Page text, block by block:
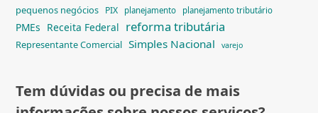
pequenos negócios PIX planejamento planejamento tributário
PMEs Receita Federal reforma tributária
Representante Comercial Simples Nacional varejo
Tem dúvidas ou precisa de mais